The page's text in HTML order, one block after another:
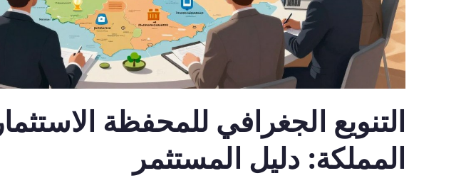
التنويع الجغرافي للمحفظة
المملكة: دليل المستثمر